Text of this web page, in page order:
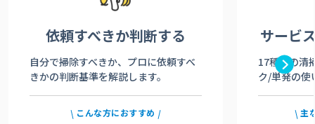
依頼すべきか判断する
自分で掃除すべきか、プロに依頼すべ
きかの判断基準を解説します。
こんな方におすすめ
サービ
17種類の清
ク/単発の使
主